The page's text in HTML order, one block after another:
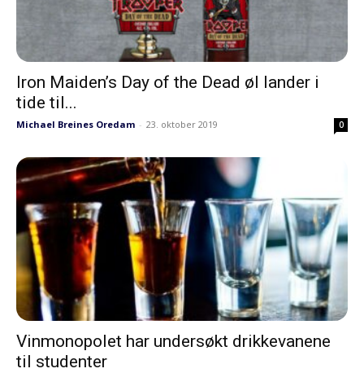
Iron Maiden’s Day of the Dead øl lander i
tide til...
Michael Breines Oredam - 23. oktober 2019 0
Vinmonopolet har undersøkt drikkevanene
til studenter